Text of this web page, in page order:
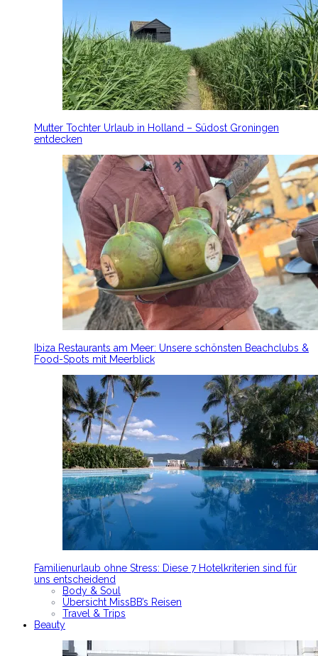
Mutter Tochter Urlaub in Holland – Südost Groningen
entdecken
Ibiza Restaurants am Meer: Unsere schönsten Beachclubs &
Food-Spots mit Meerblick
Familienurlaub ohne Stress: Diese 7 Hotelkriterien sind für
uns entscheidend
Body & Soul
Übersicht MissBB’s Reisen
Travel & Trips
Beauty